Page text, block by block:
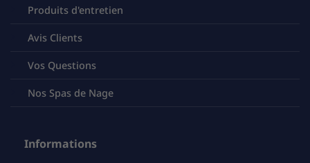
Produits d'entretien
Avis Clients
Vos Questions
Nos Spas de Nage
Informations